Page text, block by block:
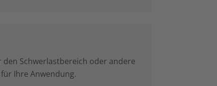
Schwerlastbereich oder andere
Ihre Anwendung.